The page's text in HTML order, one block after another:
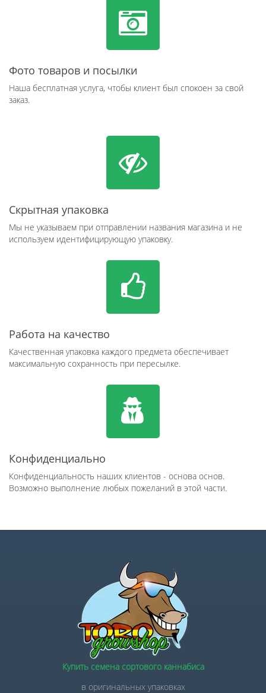
Фото товаров и посылки
Наша бесплатная услуга, чтобы клиент был спокоен за свой
заказ.
Скрытная упаковка
Мы не указываем при отправлении названия магазина и не
используем идентифицирующую упаковку.
Работа на качество
Качественная упаковка каждого предмета обеспечивает
максимальную сохранность при пересылке.
Конфиденциально
Конфиденциальность наших клиентов - основа основ.
Возможно выполнение любых пожеланий в этой части.
Купить семена сортового каннабиса
в оригинальных упаковках